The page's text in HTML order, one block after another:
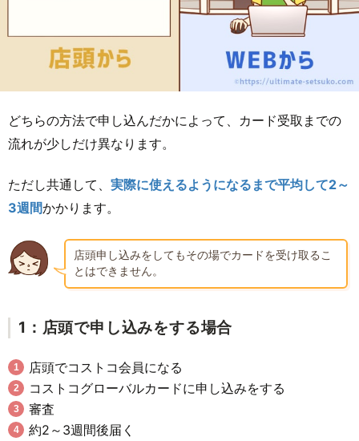
どちらの方法で申し込んだかによって、カード受取までの
流れが少しだけ異なります。
ただし共通して、 実際に使えるようになるまで平均して2～
3週間かかります。
店頭申し込みをしてもその場でカードを受け取るこ
とはできません。
1：店頭で申し込みをする場合
店頭でコストコ会員になる
コストコグローバルカードに申し込みをする
審査
約2～3週間後届く